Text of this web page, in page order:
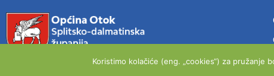
Koristimo kolačiće (eng. „cookies“) za